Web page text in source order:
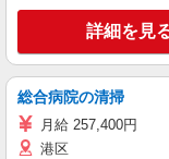
詳細を見
総合病院の清掃
月給 257,400円
港区